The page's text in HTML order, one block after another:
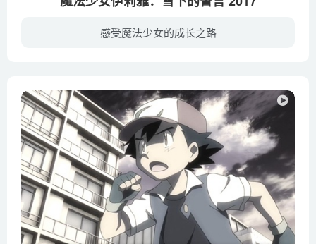
感受魔法少女的成长之路